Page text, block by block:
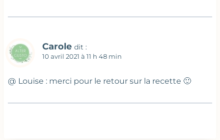
Carole dit :
10 avril 2021 à 11 h 48 min
@ Louise : merci pour le retour sur la recette 🙂